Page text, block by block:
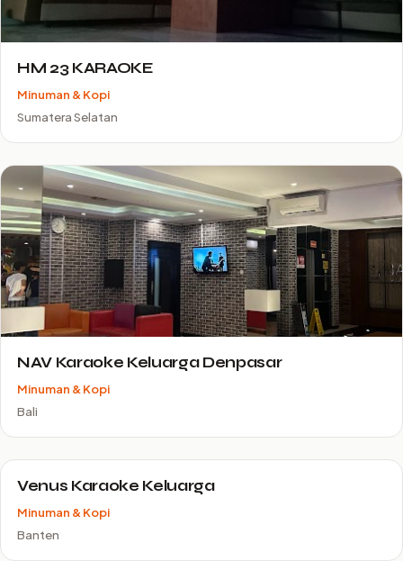
HM 23 KARAOKE
Minuman & Kopi
Sumatera Selatan
NAV Karaoke Keluarga Denpasar
Minuman & Kopi
Bali
Venus Karaoke Keluarga
Minuman & Kopi
Banten